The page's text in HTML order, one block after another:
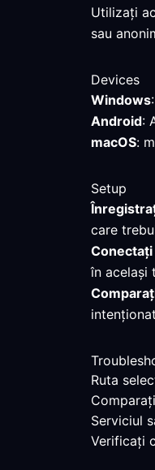
Utilizați
sau
Devices
Windows
Android:
macOS:
Setup
care
în același
Ruta
Serviciul
Verificați